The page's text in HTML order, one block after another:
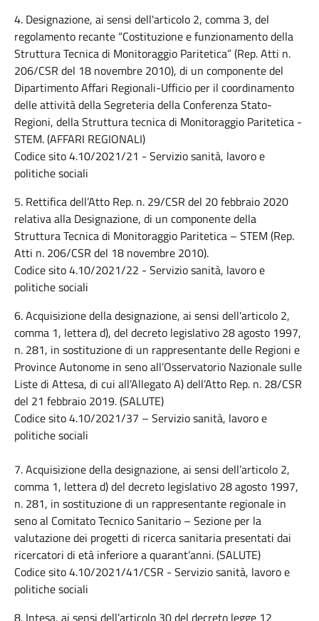
4. Designazione, ai sensi dell'articolo 2, comma 3, del
regolamento recante “Costituzione e funzionamento della
Struttura Tecnica di Monitoraggio Paritetica” (Rep. Atti n.
206/CSR del 18 novembre 2010), di un componente del
Dipartimento Affari Regionali-Ufficio per il coordinamento
delle attività della Segreteria della Conferenza Stato-
Regioni, della Struttura tecnica di Monitoraggio Paritetica -
STEM. (AFFARI REGIONALI)
Codice sito 4.10/2021/21 - Servizio sanità, lavoro e
politiche sociali
5. Rettifica dell’Atto Rep. n. 29/CSR del 20 febbraio 2020
relativa alla Designazione, di un componente della
Struttura Tecnica di Monitoraggio Paritetica – STEM (Rep.
Atti n. 206/CSR del 18 novembre 2010).
Codice sito 4.10/2021/22 - Servizio sanità, lavoro e
politiche sociali
6. Acquisizione della designazione, ai sensi dell'articolo 2,
comma 1, lettera d), del decreto legislativo 28 agosto 1997,
n. 281, in sostituzione di un rappresentante delle Regioni e
Province Autonome in seno all’Osservatorio Nazionale sulle
Liste di Attesa, di cui all’Allegato A) dell’Atto Rep. n. 28/CSR
del 21 febbraio 2019. (SALUTE)
Codice sito 4.10/2021/37 – Servizio sanità, lavoro e
politiche sociali
7. Acquisizione della designazione, ai sensi dell’articolo 2,
comma 1, lettera d) del decreto legislativo 28 agosto 1997,
n. 281, in sostituzione di un rappresentante regionale in
seno al Comitato Tecnico Sanitario – Sezione per la
valutazione dei progetti di ricerca sanitaria presentati dai
ricercatori di età inferiore a quarant’anni. (SALUTE)
Codice sito 4.10/2021/41/CSR - Servizio sanità, lavoro e
politiche sociali
8. Intesa, ai sensi dell’articolo 30 del decreto legge 12